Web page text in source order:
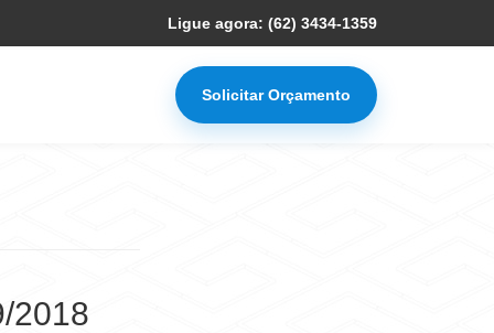
Ligue agora: (62) 3434-1359
Solicitar Orçamento
2018